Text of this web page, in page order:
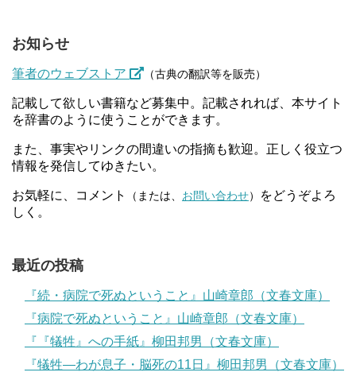
お知らせ
筆者のウェブストア （古典の翻訳等を販売）
記載して欲しい書籍など募集中。記載されれば、本サイト
を辞書のように使うことができます。
また、事実やリンクの間違いの指摘も歓迎。正しく役立つ
情報を発信してゆきたい。
お気軽に、コメント （または、 お問い合わせ）
をどうぞよろ
しく。
最近の投稿
『続・病院で死ぬということ』山崎章郎（文春文庫）
『病院で死ぬということ』山崎章郎（文春文庫）
『『犠牲』への手紙』柳田邦男（文春文庫）
『犠牲―わが息子・脳死の11日』柳田邦男（文春文庫）